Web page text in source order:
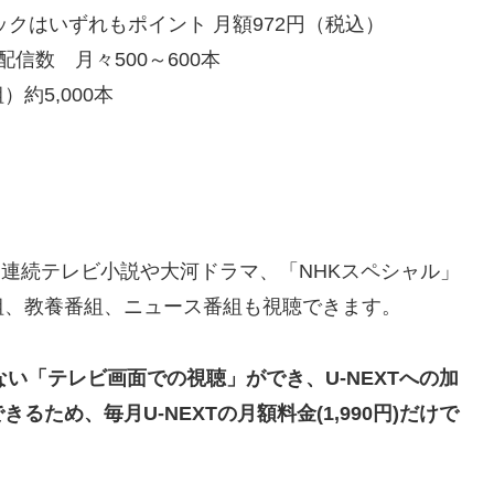
はいずれも ポイント
月額972円（税込）
信数 月々500～600本
約5,000本
連続テレビ小説や大河ドラマ、「NHKスペシャル」
教養番組、ニュース番組 も視聴できます。
い 「テレビ画面での視聴」 ができ、 U-NEXTへの加
るため、毎月 U-NEXTの月額料金(1,990円)だけで